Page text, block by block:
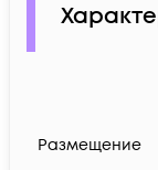
Размещение